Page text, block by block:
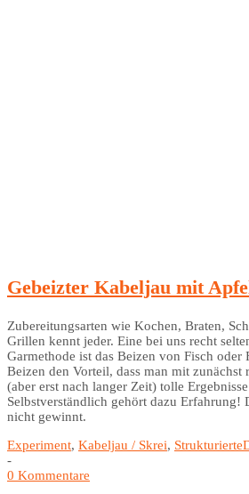
Gebeizter Kabeljau mit
Zubereitungsarten wie Kochen, Braten,
Grillen kennt jeder. Eine bei uns recht
Garmethode ist das Beizen von Fisch oder
Beizen den Vorteil, dass man mit
(aber erst nach langer Zeit) tolle
Selbstverständlich gehört dazu Erfahrung!
nicht gewinnt.
Experiment, Kabeljau / Skrei,
-
0 Kommentare